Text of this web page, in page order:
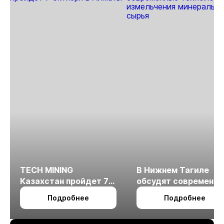
TECH MINING
Казахстан пройдет 7
октября в Алматы
Подробнее
В Нижнем Тагиле
обсудят
технологии
измельчения
Подробнее